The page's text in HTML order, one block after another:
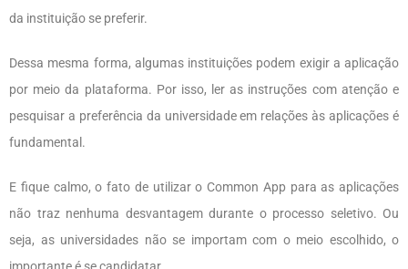
da instituição se preferir.
Dessa mesma forma, algumas instituições podem exigir a aplicação
por meio da plataforma. Por isso, ler as instruções com atenção e
pesquisar a preferência da universidade em relações às aplicações é
fundamental.
E fique calmo, o fato de utilizar o Common App para as aplicações
não traz nenhuma desvantagem durante o processo seletivo. Ou
seja, as universidades não se importam com o meio escolhido, o
importante é se candidatar.